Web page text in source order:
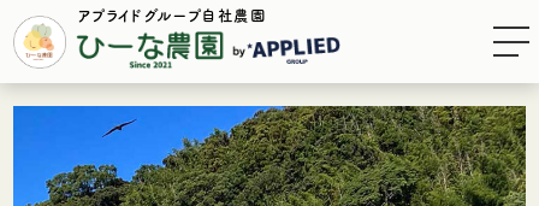
アプライドグループ自社農園